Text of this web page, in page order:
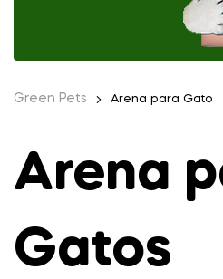
Green Pets Arena para Gato
Arena
Gatos